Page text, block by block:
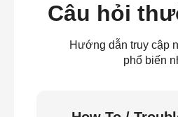
Câu hỏi
Hướng dẫn truy cập
phổ biến